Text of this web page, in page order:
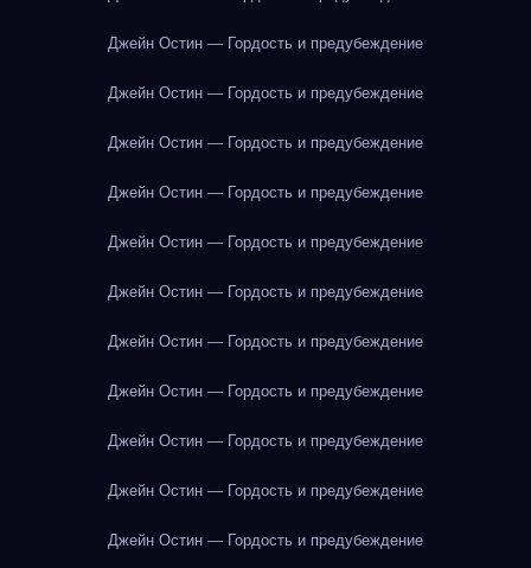
Джейн Остин — Гордость и предубеждение
Джейн Остин — Гордость и предубеждение
Джейн Остин — Гордость и предубеждение
Джейн Остин — Гордость и предубеждение
Джейн Остин — Гордость и предубеждение
Джейн Остин — Гордость и предубеждение
Джейн Остин — Гордость и предубеждение
Джейн Остин — Гордость и предубеждение
Джейн Остин — Гордость и предубеждение
Джейн Остин — Гордость и предубеждение
Джейн Остин — Гордость и предубеждение